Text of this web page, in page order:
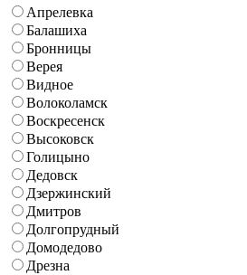
Апрелевка
Балашиха
Бронницы
Верея
Видное
Волоколамск
Воскресенск
Высоковск
Голицыно
Дедовск
Дзержинский
Дмитров
Долгопрудный
Домодедово
Дрезна